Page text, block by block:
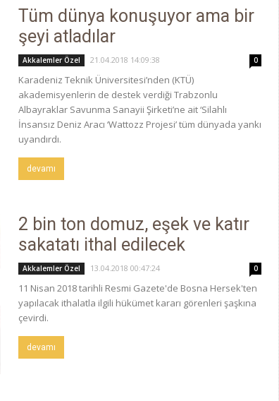
Tüm dünya konuşuyor ama bir
şeyi atladılar
Akkalemler Özel 21.04.2018 14:09:38 0
Karadeniz Teknik Üniversitesi’nden (KTÜ)
akademisyenlerin de destek verdiği Trabzonlu
Albayraklar Savunma Sanayii Şirketi’ne ait ‘Silahlı
İnsansız Deniz Aracı ‘Wattozz Projesi’ tüm dünyada yankı
uyandırdı.
devamı
2 bin ton domuz, eşek ve katır
sakatatı ithal edilecek
Akkalemler Özel 13.04.2018 00:47:24 0
11 Nisan 2018 tarihli Resmi Gazete'de Bosna Hersek'ten
yapılacak ithalatla ilgili hükümet kararı görenleri şaşkına
çevirdi.
devamı